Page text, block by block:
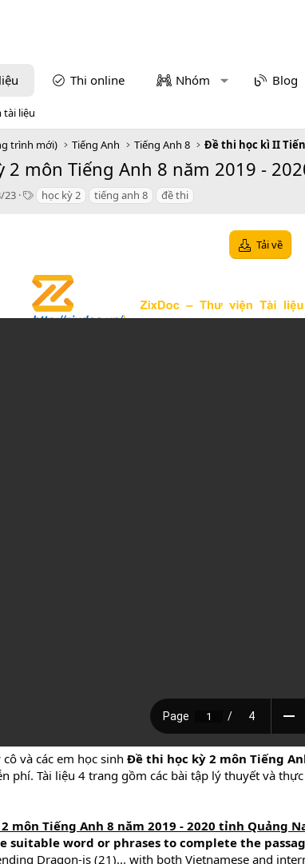
Thi online Nhóm Blog
tài liệu
trình mới) Tiếng Anh Tiếng Anh 8 Đề thi học kì II
2 môn Tiếng Anh 8 năm 2019 -
23
T học kỳ 2 tiếng anh 8 đề thi
Tải về
và các em học sinh Đề thi học kỳ 2 môn Tiếng
phí. Tài liệu 4 trang gồm các bài tập lý thuyết và
môn Tiếng Anh 8 năm 2019 - 2020 tỉnh Quảng
suitable word or phrases to complete the
Dragon-is (21)... with both Vietnamese and